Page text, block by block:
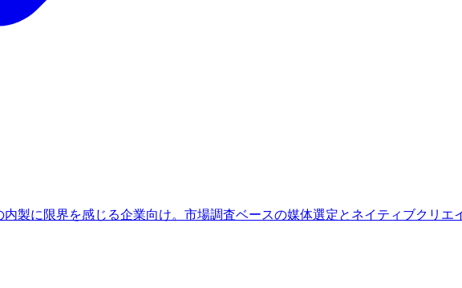
製に限界を感じる企業向け。市場調査ベースの媒体選定とネイティブクリエ